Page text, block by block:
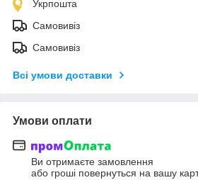
Укрпошта
Самовивіз
Самовивіз
Всі умови доставки
Умови оплати
Ви отримаєте замовлення
або гроші повернуться на вашу